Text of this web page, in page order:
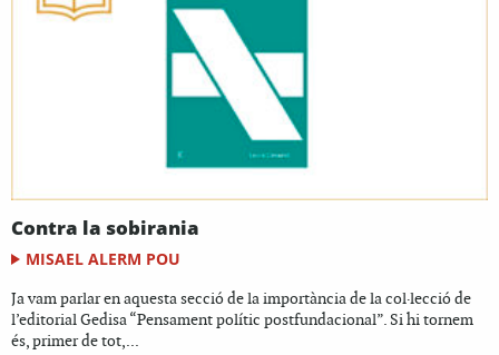
Contra la sobirania
MISAEL ALERM POU
Ja vam parlar en aquesta secció de la importància de la col·lecció de
l’editorial Gedisa “Pensament polític postfundacional”. Si hi tornem
és, primer de tot,...